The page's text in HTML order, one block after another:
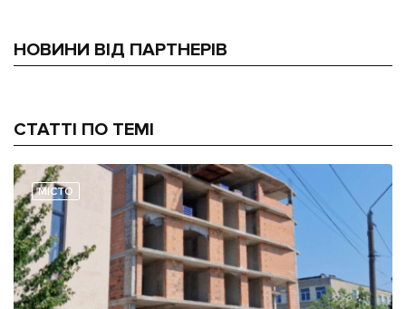
НОВИНИ ВІД ПАРТНЕРІВ
СТАТТІ ПО ТЕМІ
МІСТО